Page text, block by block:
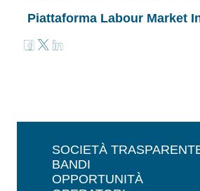
Piattaforma Labour Market
SOCIETÀ
BANDI
OPPORTUNITÀ